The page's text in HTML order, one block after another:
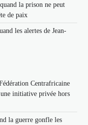
la prison ne peut
de paix
les alertes de Jean-
Centrafricaine
initiative privée hors
la guerre gonfle les